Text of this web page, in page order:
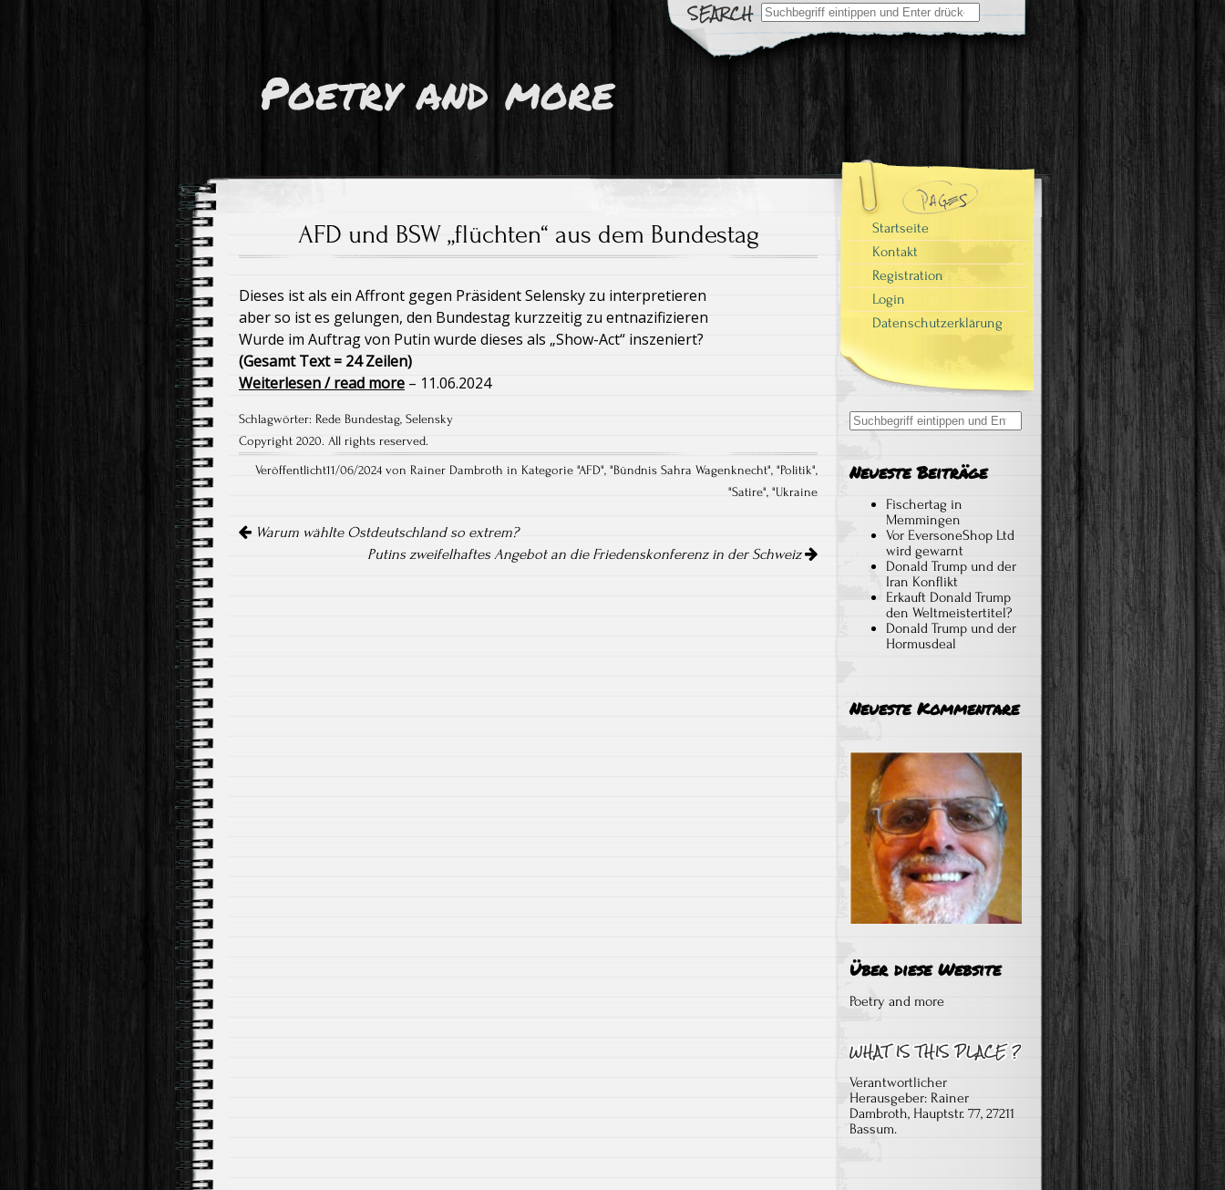
Search
for:
Poetry and more
AFD und BSW „flüchten“ aus dem Bundestag
Dieses ist als ein Affront gegen Präsident Selensky zu interpretieren
aber so ist es gelungen, den Bundestag kurzzeitig zu entnazifizieren
Wurde im Auftrag von Putin wurde dieses als „Show-Act“ inszeniert?
(Gesamt Text = 24 Zeilen)
Weiterlesen / read more – 11.06.2024
Schlagwörter: Rede Bundestag, Selensky
Copyright 2020. All rights reserved.
Veröffentlicht11/06/2024 von Rainer Dambroth in Kategorie "AFD", "Bündnis Sahra Wagenknecht", "Politik",
"Satire", "Ukraine
Navigation
Warum wählte Ostdeutschland so extrem?
Putins zweifelhaftes Angebot an die Friedenskonferenz in der Schweiz
Startseite
Kontakt
Registration
Login
Datenschutzerklärung
Search
for:
Neueste Beiträge
Fischertag in
Memmingen
Vor EversoneShop Ltd
wird gewarnt
Donald Trump und der
Iran Konflikt
Erkauft Donald Trump
den Weltmeistertitel?
Donald Trump und der
Hormusdeal
Neueste Kommentare
Über diese Website
Poetry and more
Verantwortlicher
Herausgeber: Rainer
Dambroth, Hauptstr. 77, 27211
Bassum.